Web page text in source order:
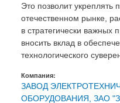
Это позволит укреплять
отечественном рынке,
в стратегически важных
вносить вклад в
технологического
Компания:
ЗАВОД
ОБОРУДОВАНИЯ, ЗАО